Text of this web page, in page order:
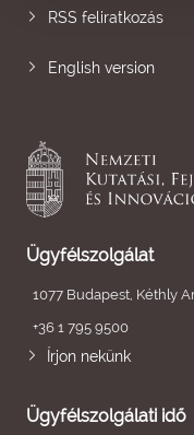
RSS feliratkozás
English version
Ügyfélszolgálat
1077 Budapest, Kéthly
+36 1 795 9500
Írjon nekünk
Ügyfélszolgálati idő